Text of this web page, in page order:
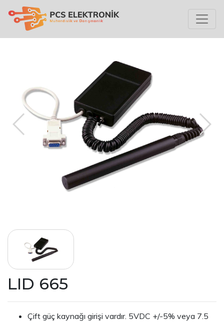
LID 665
Çift güç kaynağı girişi vardır. 5VDC +/-5% veya 7.5